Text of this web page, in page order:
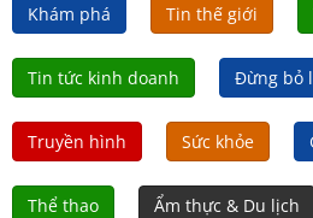
Khám phá Tin thế giới
Tin tức kinh doanh Đừng bỏ
Truyền hình Sức khỏe
Thể thao Ẩm thực & Du lịch